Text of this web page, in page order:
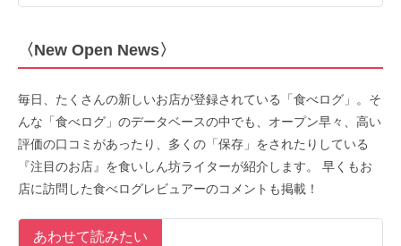
〈New Open News〉
毎日、たくさんの新しいお店が登録されている「食べログ」。そ
んな「食べログ」のデータベースの中でも、オープン早々、高い
評価の口コミがあったり、多くの「保存」をされたりしている
『注目のお店』を食いしん坊ライターが紹介します。 早くもお
店に訪問した食べログレビュアーのコメントも掲載！
あわせて読みたい